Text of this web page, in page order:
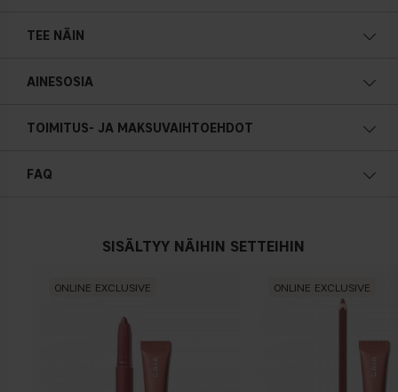
TEE NÄIN
AINESOSIA
TOIMITUS- JA MAKSUVAIHTOEHDOT
FAQ
SISÄLTYY NÄIHIN SETTEIHIN
ONLINE EXCLUSIVE ONLINE EXCLUSIVE